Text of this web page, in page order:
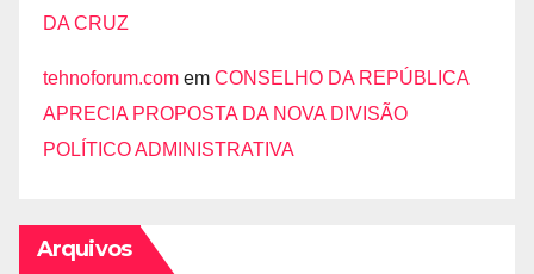
DA CRUZ
tehnoforum.com em CONSELHO DA REPÚBLICA
APRECIA PROPOSTA DA NOVA DIVISÃO
POLÍTICO ADMINISTRATIVA
Arquivos